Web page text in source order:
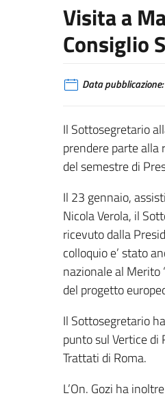
Visita a
Consiglio
Data pubblicazione:
Il Sottosegretario
prendere parte alla
del semestre di
Il 23 gennaio,
Nicola Verola, il
ricevuto dalla
colloquio e’ stato
nazionale al Merito
del progetto
Il Sottosegretario
punto sul Vertice
Trattati di Roma.
L’On. Gozi ha